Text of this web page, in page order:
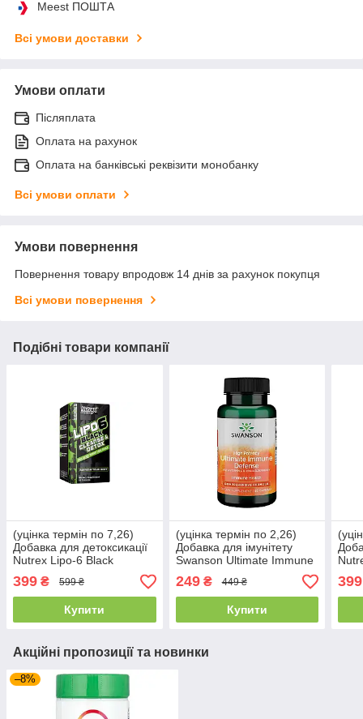
Meest ПОШТА
Всі умови доставки
Умови оплати
Післяплата
Оплата на рахунок
Оплата на банківські реквізити монобанку
Всі умови оплати
Умови повернення
Повернення товару впродовж 14 днів за рахунок покупця
Всі умови повернення
Подібні товари компанії
(уцінка термін по 7,26)
Добавка для детоксикації
Nutrex Lipo-6 Black
Cleanse & Detox 60 капс.
399 ₴ 599 ₴
Купити
(уцінка термін по 2,26)
Добавка для імунітету
Swanson Ultimate Immune
Defense Vitamin C, D, Zinc
Elderberry 60 капс.
249₴ 449 ₴
Купити
399
Акційні пропозиції та новинки
–8%